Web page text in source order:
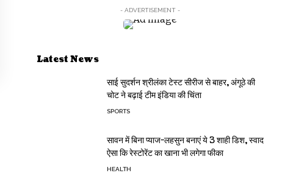
- ADVERTISEMENT -
Latest News
साई सुदर्शन श्रीलंका टेस्ट सीरीज से बाहर, अंगूठे की
चोट ने बढ़ाई टीम इंडिया की चिंता
SPORTS
सावन में बिना प्याज-लहसुन बनाएं ये 3 शाही डिश, स्वाद
ऐसा कि रेस्टोरेंट का खाना भी लगेगा फीका
HEALTH